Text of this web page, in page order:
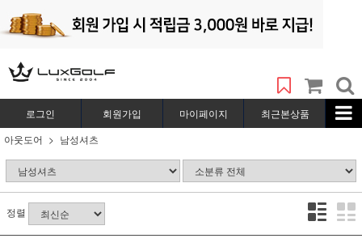
로그인 회원가입 마이페이지
최근본상품
아웃도어
남성셔츠
정렬